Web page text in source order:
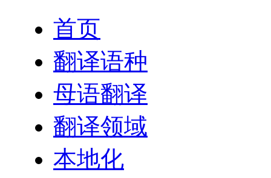
首页
翻译语种
母语翻译
翻译领域
本地化